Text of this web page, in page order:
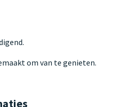
om van te genieten.